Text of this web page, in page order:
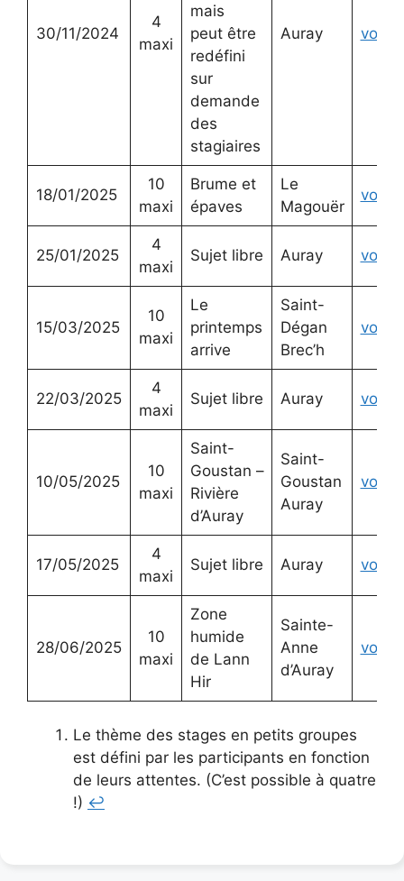
30/11/2024
4
maxi
mais
peut être
redéfini
sur
demande
des
stagiaires
Auray voir
18/01/2025
10
maxi
Brume et
épaves
Le
Magouër
voir
25/01/2025
4
maxi
Sujet libre Auray voir
15/03/2025
10
maxi
Le
printemps
arrive
Saint-
Dégan
Brec’h
voir
22/03/2025
4
maxi
Sujet libre Auray voir
10/05/2025
10
maxi
Saint-
Goustan –
Rivière
d’Auray
Saint-
Goustan
Auray
voir
17/05/2025
4
maxi
Sujet libre Auray voir
28/06/2025
10
maxi
Zone
humide
de Lann
Hir
Sainte-
Anne
d’Auray
voir
Le thème des stages en petits groupes
est défini par les participants en fonction
de leurs attentes. (C’est possible à quatre
!) ↩︎